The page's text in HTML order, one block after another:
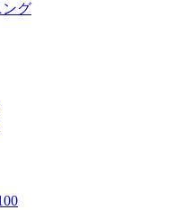
グ